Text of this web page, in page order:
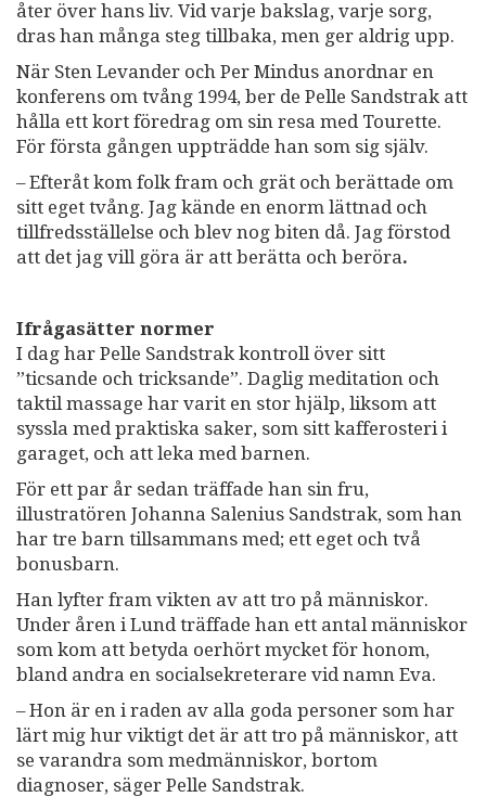
åter över hans liv. Vid varje bakslag, varje sorg,
dras han många steg tillbaka, men ger aldrig upp.
När Sten Levander och Per Mindus anordnar en
konferens om tvång 1994, ber de Pelle Sandstrak att
hålla ett kort föredrag om sin resa med Tourette.
För första gången uppträdde han som sig själv.
– Efteråt kom folk fram och grät och berättade om
sitt eget tvång. Jag kände en enorm lättnad och
tillfredsställelse och blev nog biten då. Jag förstod
att det jag vill göra är att berätta och beröra.
Ifrågasätter normer
I dag har Pelle Sandstrak kontroll över sitt
”ticsande och tricksande”. Daglig meditation och
taktil massage har varit en stor hjälp, liksom att
syssla med praktiska saker, som sitt kafferosteri i
garaget, och att leka med barnen.
För ett par år sedan träffade han sin fru,
illustratören Johanna Salenius Sandstrak, som han
har tre barn tillsammans med; ett eget och två
bonusbarn.
Han lyfter fram vikten av att tro på människor.
Under åren i Lund träffade han ett antal människor
som kom att betyda oerhört mycket för honom,
bland andra en socialsekreterare vid namn Eva.
– Hon är en i raden av alla goda personer som har
lärt mig hur viktigt det är att tro på människor, att
se varandra som medmänniskor, bortom
diagnoser, säger Pelle Sandstrak.